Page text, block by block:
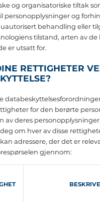
og organisatoriske tiltak
personopplysninger og
behandling eller
tilstand, arten av
er utsatt for.
RETTIGHETER
for den berørte
av deres
om hver av disse
adressere, der det er
gjennom: